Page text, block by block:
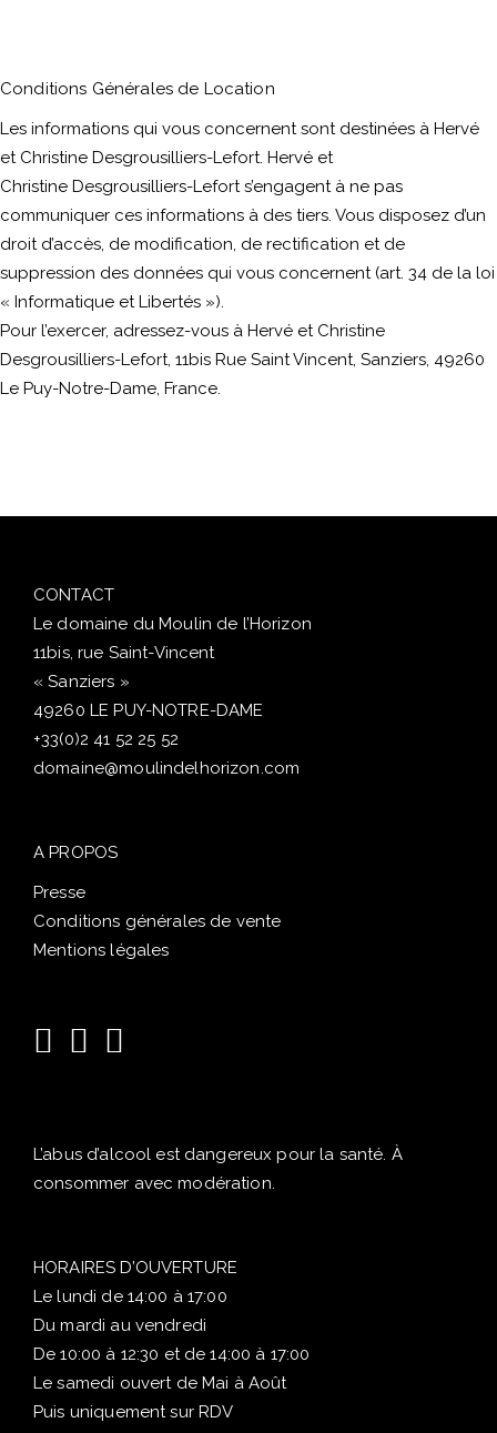
Conditions Générales de Location
Les informations qui vous concernent sont destinées à Hervé
et Christine Desgrousilliers-Lefort. Hervé et
Christine Desgrousilliers-Lefort s’engagent à ne pas
communiquer ces informations à des tiers. Vous disposez d’un
droit d’accès, de modification, de rectification et de
suppression des données qui vous concernent (art. 34 de la loi
« Informatique et Libertés »).
Pour l’exercer, adressez-vous à Hervé et Christine
Desgrousilliers-Lefort, 11bis Rue Saint Vincent, Sanziers, 49260
Le Puy-Notre-Dame, France.
CONTACT
Le domaine du Moulin de l’Horizon
11bis, rue Saint-Vincent
« Sanziers »
49260 LE PUY-NOTRE-DAME
+33(0)2 41 52 25 52
domaine@moulindelhorizon.com
A PROPOS
Presse
Conditions générales de vente
Mentions légales
L’abus d’alcool est dangereux pour la santé. À
consommer avec modération.
HORAIRES D’OUVERTURE
Le lundi de 14:00 à 17:00
Du mardi au vendredi
De 10:00 à 12:30 et de 14:00 à 17:00
Le samedi ouvert de Mai à Août
Puis uniquement sur RDV